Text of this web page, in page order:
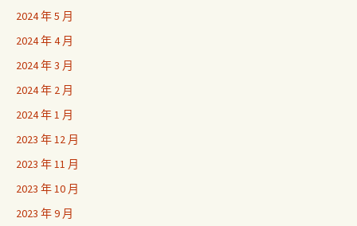
2024 年 5 月
2024 年 4 月
2024 年 3 月
2024 年 2 月
2024 年 1 月
2023 年 12 月
2023 年 11 月
2023 年 10 月
2023 年 9 月